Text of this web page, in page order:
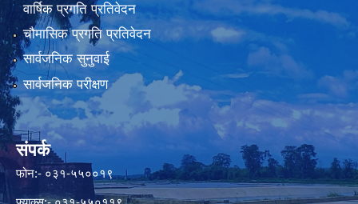
वार्षिक प्रगति प्रतिवेदन
चौमासिक प्रगति प्रतिवेदन
सार्वजनिक सुनुवाई
सार्वजनिक परीक्षण
संपर्क
फोन:- ०३१-५५००१९